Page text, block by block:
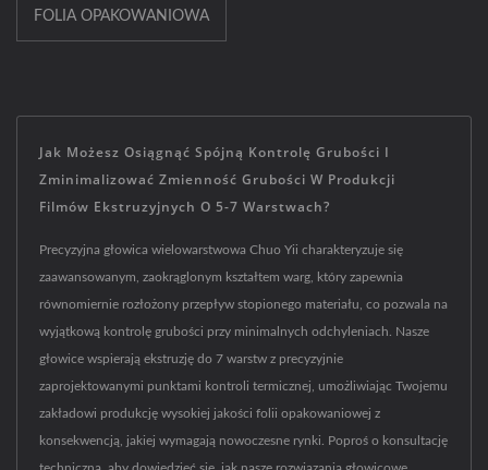
FOLIA OPAKOWANIOWA
Jak Możesz Osiągnąć Spójną Kontrolę Grubości I
Zminimalizować Zmienność Grubości W Produkcji
Filmów Ekstruzyjnych O 5-7 Warstwach?
Precyzyjna głowica wielowarstwowa Chuo Yii charakteryzuje się
zaawansowanym, zaokrąglonym kształtem warg, który zapewnia
równomiernie rozłożony przepływ stopionego materiału, co pozwala na
wyjątkową kontrolę grubości przy minimalnych odchyleniach. Nasze
głowice wspierają ekstruzję do 7 warstw z precyzyjnie
zaprojektowanymi punktami kontroli termicznej, umożliwiając Twojemu
zakładowi produkcję wysokiej jakości folii opakowaniowej z
konsekwencją, jakiej wymagają nowoczesne rynki. Poproś o konsultację